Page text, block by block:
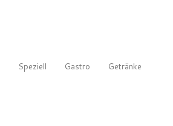
Speziell Gastro Getränke